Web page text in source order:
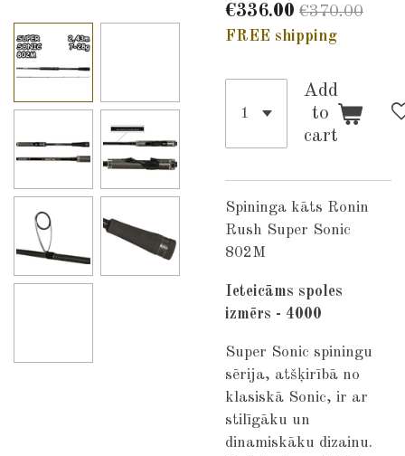
€336.00 €370.00
FREE shipping
Add
to
cart
Spininga kāts Ronin
Rush Super Sonic
802M
Ieteicāms spoles
izmērs - 4000
Super Sonic spiningu
sērija, atšķirībā no
klasiskā Sonic, ir ar
stilīgāku un
dinamiskāku dizainu.